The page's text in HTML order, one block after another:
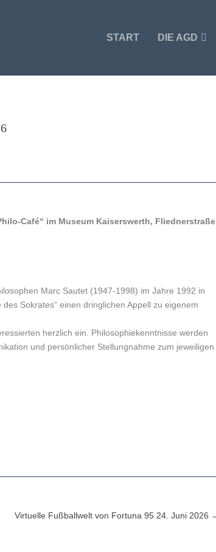
START DIE AGD
Café“ im Museum Kaiserswerth, Fliednerstraße
Marc Sautet (1947-1998) im Jahre 1992 in
Sokrates“ einen dringlichen Appell zu eigenem
herzlich ein. Philosophiekenntnisse werden
und persönlicher Stellungnahme zum jeweiligen
Virtuelle Fußballwelt von Fortuna 95 24. Juni 2026